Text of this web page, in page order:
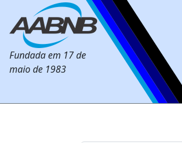
Fundada em 17 de
maio de 1983